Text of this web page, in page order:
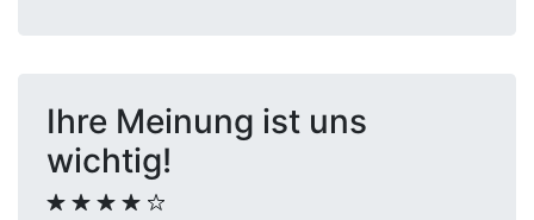
Ihre Meinung ist uns
wichtig!